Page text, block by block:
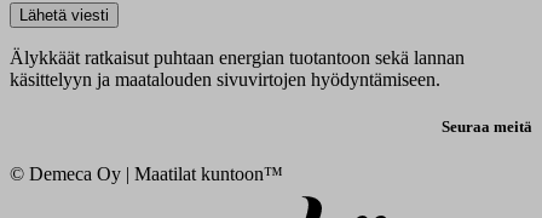
Lähetä viesti
Älykkäät ratkaisut puhtaan energian tuotantoon sekä lannan
käsittelyyn ja maatalouden sivuvirtojen hyödyntämiseen.
Seuraa meitä
© Demeca Oy | Maatilat kuntoon™